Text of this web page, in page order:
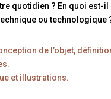
quotidien ? En quoi est-il
ou technologique
de l’objet,
et illustrations.